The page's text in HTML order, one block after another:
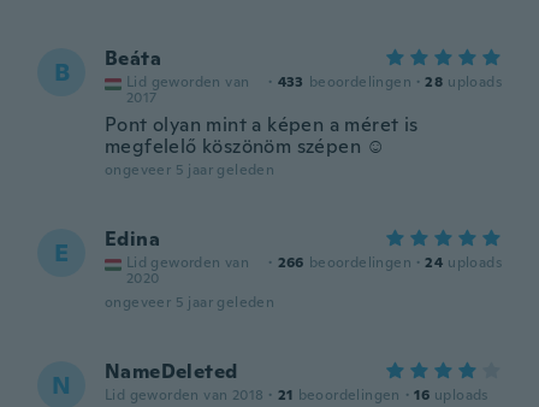
B Beáta
Lid geworden van
2017
· 433 beoordelingen · 28 uploads
Pont olyan mint a képen a méret is
megfelelő köszönöm szépen ☺️
ongeveer 5 jaar geleden
E Edina
Lid geworden van
2020
· 266 beoordelingen · 24 uploads
ongeveer 5 jaar geleden
N NameDeleted
Lid geworden van 2018 · 21 beoordelingen · 16 uploads